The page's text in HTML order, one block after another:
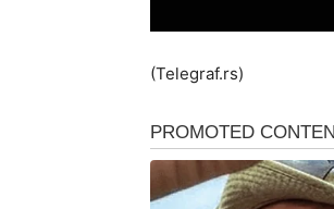
(Telegraf.rs)